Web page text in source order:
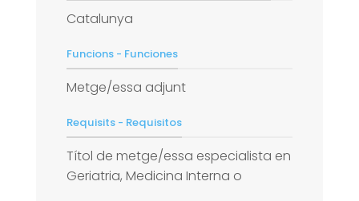
Catalunya
Funcions - Funciones
Metge/essa adjunt
Requisits - Requisitos
Títol de metge/essa especialista en
Geriatria, Medicina Interna o